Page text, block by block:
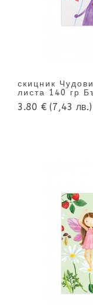
скицник
листа 140 гр
3.80 € (7,43 лв.)